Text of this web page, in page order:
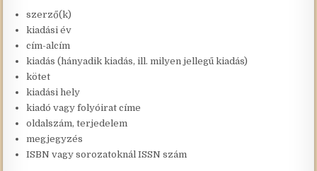
szerző(k)
kiadási év
cím-alcím
kiadás (hányadik kiadás, ill. milyen jellegű kiadás)
kötet
kiadási hely
kiadó vagy folyóirat címe
oldalszám, terjedelem
megjegyzés
ISBN vagy sorozatoknál ISSN szám